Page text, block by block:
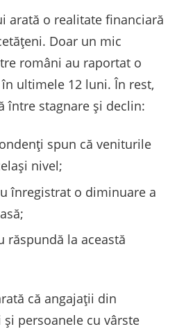
arată o realitate financiară
Doar un mic
români au raportat o
ultimele 12 luni. În rest,
între stagnare și declin:
spun că veniturile
nivel;
înregistrat o diminuare a
răspundă la această
că angajații din
persoanele cu vârste